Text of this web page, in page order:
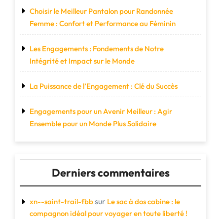
Choisir le Meilleur Pantalon pour Randonnée
Femme : Confort et Performance au Féminin
Les Engagements : Fondements de Notre
Intégrité et Impact sur le Monde
La Puissance de l’Engagement : Clé du Succès
Engagements pour un Avenir Meilleur : Agir
Ensemble pour un Monde Plus Solidaire
Derniers commentaires
xn--saint-trail-fbbsur Le sac à dos cabine : le
compagnon idéal pour voyager en toute liberté !